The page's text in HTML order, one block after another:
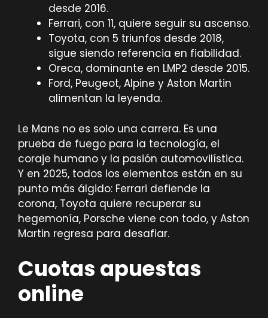
desde 2016.
Ferrari, con 11, quiere seguir su ascenso.
Toyota, con 5 triunfos desde 2018,
sigue siendo referencia en fiabilidad.
Oreca, dominante en LMP2 desde 2015.
Ford, Peugeot, Alpine y Aston Martin
alimentan la leyenda.
Le Mans no es solo una carrera. Es una
prueba de fuego para la tecnología, el
coraje humano y la pasión automovilística.
Y en 2025, todos los elementos están en su
punto más álgido: Ferrari defiende la
corona, Toyota quiere recuperar su
hegemonía, Porsche viene con todo, y Aston
Martin regresa para desafiar.
Cuotas apuestas
online